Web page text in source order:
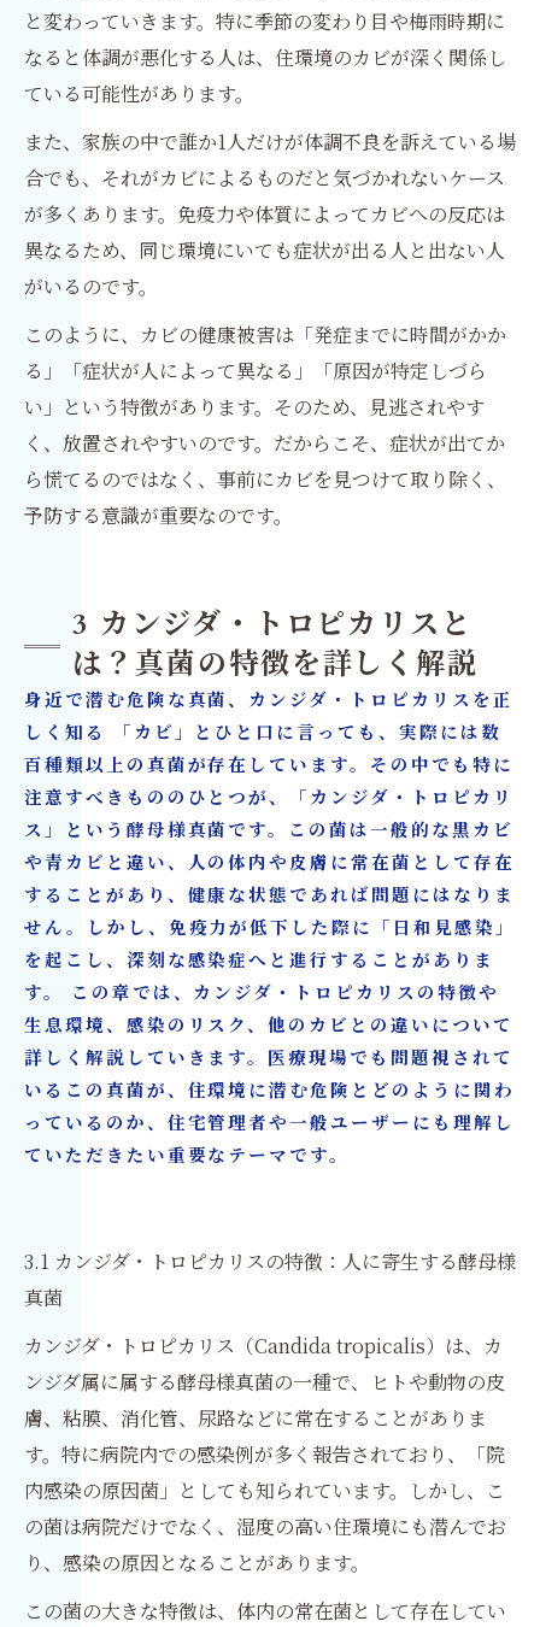
と変わっていきます。特に季節の変わり目や梅雨時期に
なると体調が悪化する人は、住環境のカビが深く関係し
ている可能性があります。
また、家族の中で誰か1人だけが体調不良を訴えている場
合でも、それがカビによるものだと気づかれないケース
が多くあります。免疫力や体質によってカビへの反応は
異なるため、同じ環境にいても症状が出る人と出ない人
がいるのです。
このように、カビの健康被害は「発症までに時間がかか
る」「症状が人によって異なる」「原因が特定しづら
い」という特徴があります。そのため、見逃されやす
く、放置されやすいのです。だからこそ、症状が出てか
ら慌てるのではなく、事前にカビを見つけて取り除く、
予防する意識が重要なのです。
3 カンジダ・トロピカリスと
は？真菌の特徴を詳しく解説
身近で潜む危険な真菌、カンジダ・トロピカリスを正
しく知る 「カビ」とひと口に言っても、実際には数
百種類以上の真菌が存在しています。その中でも特に
注意すべきもののひとつが、「カンジダ・トロピカリ
ス」という酵母様真菌です。この菌は一般的な黒カビ
や青カビと違い、人の体内や皮膚に常在菌として存在
することがあり、健康な状態であれば問題にはなりま
せん。しかし、免疫力が低下した際に「日和見感染」
を起こし、深刻な感染症へと進行することがありま
す。 この章では、カンジダ・トロピカリスの特徴や
生息環境、感染のリスク、他のカビとの違いについて
詳しく解説していきます。医療現場でも問題視されて
いるこの真菌が、住環境に潜む危険とどのように関わ
っているのか、住宅管理者や一般ユーザーにも理解し
ていただきたい重要なテーマです。
3.1 カンジダ・トロピカリスの特徴：人に寄生する酵母様
真菌
カンジダ・トロピカリス（Candida tropicalis）は、カ
ンジダ属に属する酵母様真菌の一種で、ヒトや動物の皮
膚、粘膜、消化管、尿路などに常在することがありま
す。特に病院内での感染例が多く報告されており、「院
内感染の原因菌」としても知られています。しかし、こ
の菌は病院だけでなく、湿度の高い住環境にも潜んでお
り、感染の原因となることがあります。
この菌の大きな特徴は、体内の常在菌として存在してい